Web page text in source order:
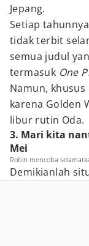
Jepang.
Setiap
tidak terbit
semua judul
termasuk One
Namun,
karena Golden
libur rutin Oda.
3. Mari kita
Mei
Robin mencoba
Demikianlah